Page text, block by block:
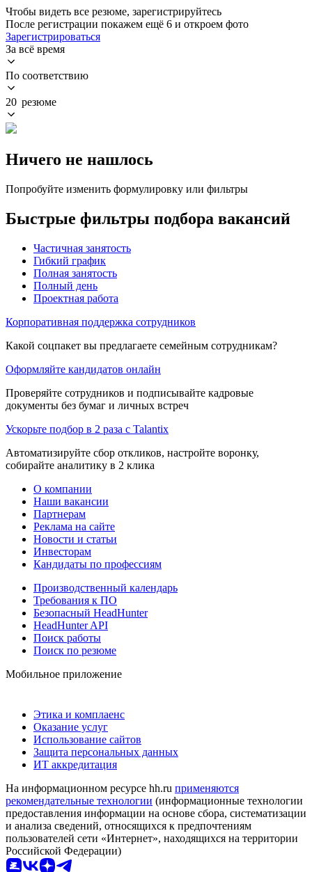
Чтобы видеть все резюме, зарегистрируйтесь
После регистрации покажем ещё 6 и откроем фото
Зарегистрироваться
За всё время
По соответствию
20 резюме
Ничего не нашлось
Попробуйте изменить формулировку или фильтры
Быстрые фильтры подбора вакансий
Частичная занятость
Гибкий график
Полная занятость
Полный день
Проектная работа
Корпоративная поддержка сотрудников
Какой соцпакет вы предлагаете семейным сотрудникам?
Оформляйте кандидатов онлайн
Проверяйте сотрудников и подписывайте кадровые
документы без бумаг и личных встреч
Ускорьте подбор в 2 раза с Talantix
Автоматизируйте сбор откликов, настройте воронку,
собирайте аналитику в 2 клика
О компании
Наши вакансии
Партнерам
Реклама на сайте
Новости и статьи
Инвесторам
Кандидаты по профессиям
Производственный календарь
Требования к ПО
Безопасный HeadHunter
HeadHunter API
Поиск работы
Поиск по резюме
Мобильное приложение
Этика и комплаенс
Оказание услуг
Использование сайтов
Защита персональных данных
ИТ аккредитация
На информационном ресурсе hh.ru применяются
рекомендательные технологии (информационные технологии
предоставления информации на основе сбора, систематизации
и анализа сведений, относящихся к предпочтениям
пользователей сети «Интернет», находящихся на территории
Российской Федерации)